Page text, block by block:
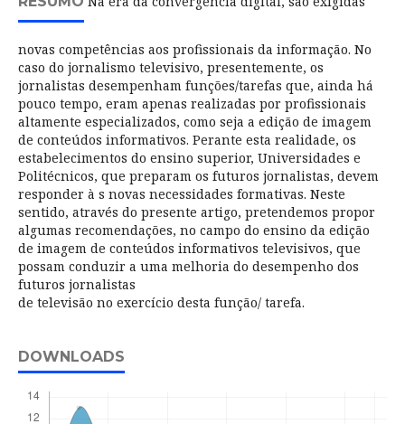
novas competências aos profissionais da informação. No
caso do jornalismo televisivo, presentemente, os
jornalistas desempenham funções/tarefas que, ainda há
pouco tempo, eram apenas realizadas por profissionais
altamente especializados, como seja a edição de imagem
de conteúdos informativos. Perante esta realidade, os
estabelecimentos do ensino superior, Universidades e
Politécnicos, que preparam os futuros jornalistas, devem
responder à s novas necessidades formativas. Neste
sentido, através do presente artigo, pretendemos propor
algumas recomendações, no campo do ensino da edição
de imagem de conteúdos informativos televisivos, que
possam conduzir a uma melhoria do desempenho dos
futuros jornalistas
de televisão no exercício desta função/ tarefa.
DOWNLOADS